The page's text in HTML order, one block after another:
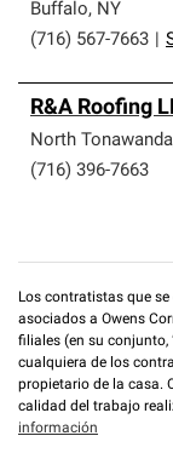
Buffalo, NY
(716) 567-7663
R&A Roofing
North Tonawanda
(716) 396-7663
Los contratistas que
asociados a Owens
filiales (en su conjunto,
cualquiera de los
propietario de la casa.
calidad del trabajo
información